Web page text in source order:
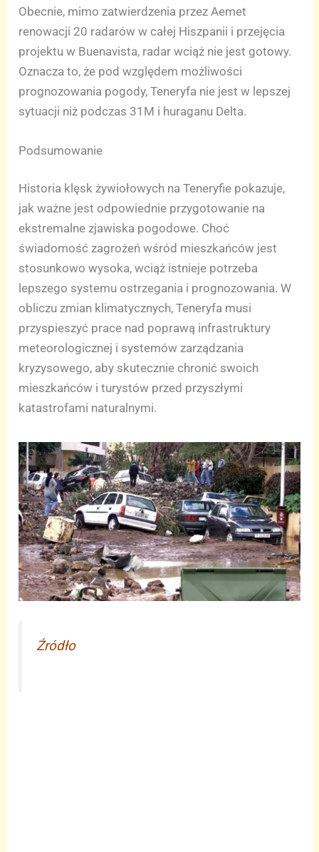
Obecnie, mimo zatwierdzenia przez Aemet
renowacji 20 radarów w całej Hiszpanii i przejęcia
projektu w Buenavista, radar wciąż nie jest gotowy.
Oznacza to, że pod względem możliwości
prognozowania pogody, Teneryfa nie jest w lepszej
sytuacji niż podczas 31M i huraganu Delta.
Podsumowanie
Historia klęsk żywiołowych na Teneryfie pokazuje,
jak ważne jest odpowiednie przygotowanie na
ekstremalne zjawiska pogodowe. Choć
świadomość zagrożeń wśród mieszkańców jest
stosunkowo wysoka, wciąż istnieje potrzeba
lepszego systemu ostrzegania i prognozowania. W
obliczu zmian klimatycznych, Teneryfa musi
przyspieszyć prace nad poprawą infrastruktury
meteorologicznej i systemów zarządzania
kryzysowego, aby skutecznie chronić swoich
mieszkańców i turystów przed przyszłymi
katastrofami naturalnymi.
Źródło